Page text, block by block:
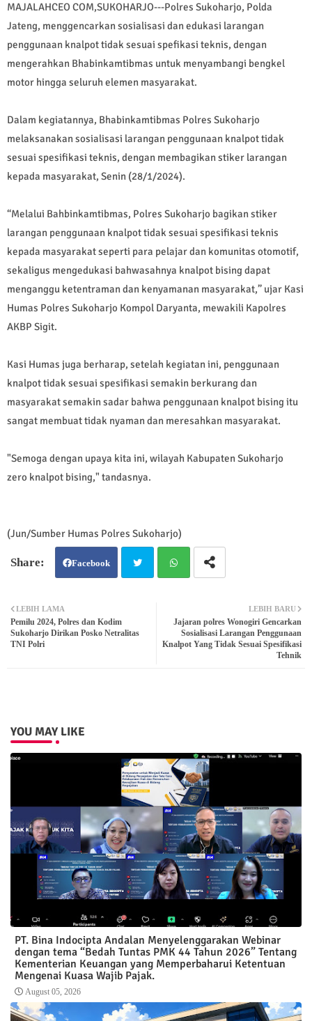
MAJALAHCEO COM,SUKOHARJO---Polres Sukoharjo, Polda
Jateng, menggencarkan sosialisasi dan edukasi larangan
penggunaan knalpot tidak sesuai spefikasi teknis, dengan
mengerahkan Bhabinkamtibmas untuk menyambangi bengkel
motor hingga seluruh elemen masyarakat.
Dalam kegiatannya, Bhabinkamtibmas Polres Sukoharjo
melaksanakan sosialisasi larangan penggunaan knalpot tidak
sesuai spesifikasi teknis, dengan membagikan stiker larangan
kepada masyarakat, Senin (28/1/2024).
“Melalui Bahbinkamtibmas, Polres Sukoharjo bagikan stiker
larangan penggunaan knalpot tidak sesuai spesifikasi teknis
kepada masyarakat seperti para pelajar dan komunitas otomotif,
sekaligus mengedukasi bahwasahnya knalpot bising dapat
menganggu ketentraman dan kenyamanan masyarakat,” ujar Kasi
Humas Polres Sukoharjo Kompol Daryanta, mewakili Kapolres
AKBP Sigit.
Kasi Humas juga berharap, setelah kegiatan ini, penggunaan
knalpot tidak sesuai spesifikasi semakin berkurang dan
masyarakat semakin sadar bahwa penggunaan knalpot bising itu
sangat membuat tidak nyaman dan meresahkan masyarakat.
"Semoga dengan upaya kita ini, wilayah Kabupaten Sukoharjo
zero knalpot bising," tandasnya.
(Jun/Sumber Humas Polres Sukoharjo)
Facebook
atsa
LEBIH BARU
Jajaran polres Wonogiri Gencarkan
Sosialisasi Larangan Penggunaan
Knalpot Yang Tidak Sesuai Spesifikasi
Tehnik
LEBIH LAMA
Pemilu 2024, Polres dan Kodim
Sukoharjo Dirikan Posko Netralitas
TNI Polri
YOU MAY LIKE
PT. Bina Indocipta Andalan Menyelenggarakan Webinar
dengan tema “Bedah Tuntas PMK 44 Tahun 2026” Tentang
Kementerian Keuangan yang Memperbaharui Ketentuan
Mengenai Kuasa Wajib Pajak.
August 05, 2026